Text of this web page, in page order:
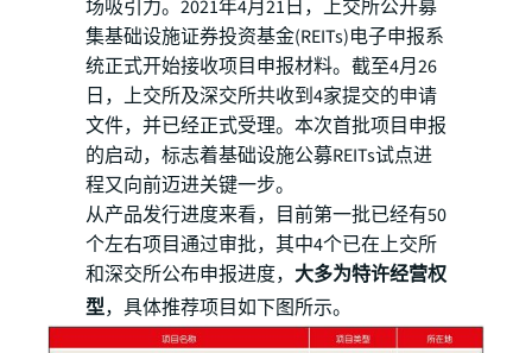
场吸引力。2021年4月21日，上交所公开募
集基础设施证券投资基金(REITs)电子申报系
统正式开始接收项目申报材料。截至4月26
日，上交所及深交所共收到4家提交的申请
文件，并已经正式受理。本次首批项目申报
的启动，标志着基础设施公募REITs试点进
程又向前迈进关键一步。
从产品发行进度来看，目前第一批已经有50
个左右项目通过审批，其中4个已在上交所
和深交所公布申报进度， 大多为特许经营权
型，具体推荐项目如下图所示。